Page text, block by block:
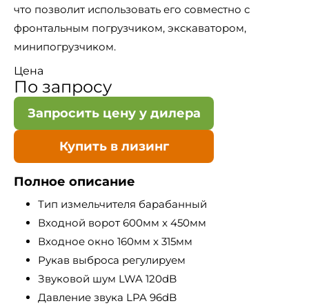
что позволит использовать его совместно с
фронтальным погрузчиком, экскаватором,
минипогрузчиком.
Цена
По запросу
Запросить цену у дилера
Купить в лизинг
Полное описание
Тип измельчителя барабанный
Входной ворот 600мм x 450мм
Входное окно 160мм x 315мм
Рукав выброса регулируем
Звуковой шум LWA 120dB
Давление звука LPA 96dB